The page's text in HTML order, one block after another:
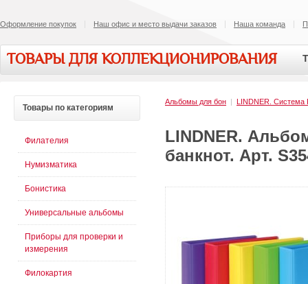
Оформление покупок Наш офис и место выдачи заказов Наша команда
ТОВАРЫ ДЛЯ КОЛЛЕКЦИОНИРОВАНИЯ
Альбомы для бон | LINDNER. Система
LINDNER.
банкнот. Арт.
Товары по категориям
Филателия
Нумизматика
Бонистика
Универсальные альбомы
Приборы для проверки и
измерения
Филокартия